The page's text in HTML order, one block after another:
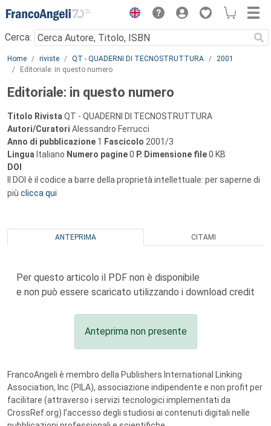
Menu
Cerca:
Main content
Home riviste QT - QUADERNI DI TECNOSTRUTTURA
2001
Editoriale: in questo numero
Editoriale: in questo numero
Titolo Rivista QT - QUADERNI DI TECNOSTRUTTURA
Autori/Curatori Alessandro Ferrucci
Anno di pubblicazione 1 Fascicolo 2001/3
Lingua Italiano Numero pagine0 P. Dimensione file0 KB
DOI
Il DOI è il codice a barre della proprietà intellettuale: per saperne di
più clicca qui
ANTEPRIMA CITAMI
Per questo articolo il PDF non è disponibile
e non può essere scaricato utilizzando i download credit
Anteprima non presente
FrancoAngeli è membro della Publishers International Linking
Association, Inc (PILA), associazione indipendente e non profit per
facilitare (attraverso i servizi tecnologici implementati da
CrossRef.org) l’accesso degli studiosi ai contenuti digitali nelle